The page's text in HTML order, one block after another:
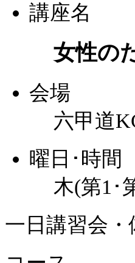
講座名
女性の
会場
六甲道
曜日･時間
木(第1･
一日講習会・